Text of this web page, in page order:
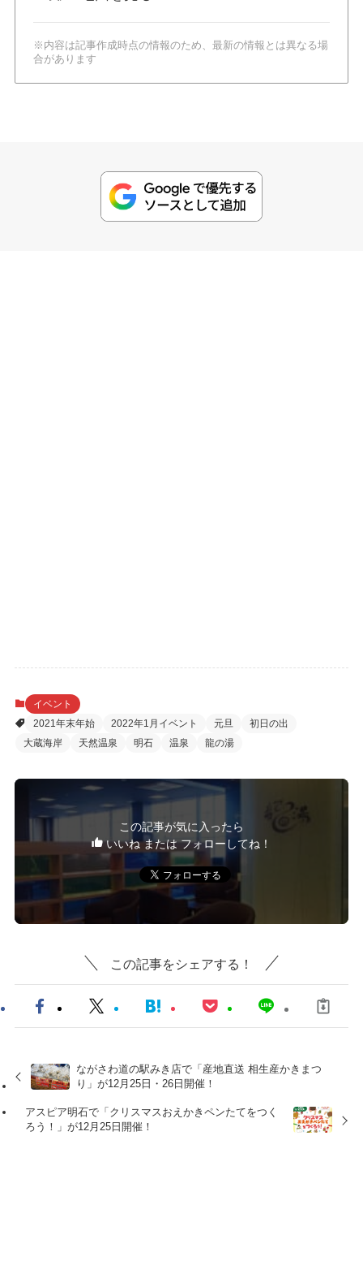
※内容は記事作成時点の情報のため、最新の情報とは異なる場
合があります
イベント
2021年末年始
2022年1月イベント 元旦
初日の出
大蔵海岸
天然温泉 明石 温泉 龍の湯
この記事が気に入ったら
いいね または フォローしてね！
この記事をシェアする！
ながさわ道の駅みき店で「産地直送 相生産かきまつ
り」が12月25日・26日開催！
アスピア明石で「クリスマスおえかきペンたてをつく
ろう！」が12月25日開催！